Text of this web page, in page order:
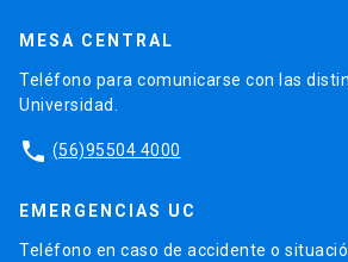
MESA CENTRAL
Teléfono para comunicarse con las
Universidad.
phone (56)95504 4000
EMERGENCIAS UC
Teléfono en caso de accidente o